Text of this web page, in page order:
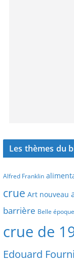
Les thèmes du
Alfred Franklin
crue Art nouveau
barrière Belle époque
crue de
Edouard